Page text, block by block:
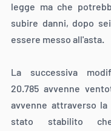
legge ma che
subire danni, dopo
essere messo all'asta.
La successiva
20.785 avvenne
avvenne attraverso la
stato stabilito